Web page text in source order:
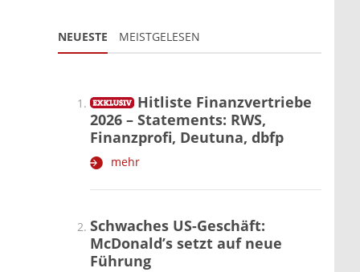
NEUESTE MEISTGELESEN
Hitliste Finanzvertriebe
2026 – Statements: RWS,
Finanzprofi, Deutuna, dbfp
mehr
Schwaches US-Geschäft:
McDonald’s setzt auf neue
Führung